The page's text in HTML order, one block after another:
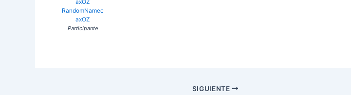
axOZ
RandomNamec
axOZ
Participante
SIGUIENTE